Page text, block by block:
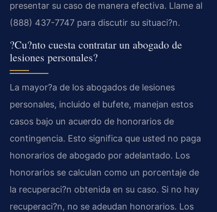
presentar su caso de manera efectiva. Llame al
(888) 437-7747 para discutir su situaci?n.
?Cu?nto cuesta contratar un abogado de
lesiones personales?
La mayor?a de los abogados de lesiones
personales, incluido el bufete, manejan estos
casos bajo un acuerdo de honorarios de
contingencia. Esto significa que usted no paga
honorarios de abogado por adelantado. Los
honorarios se calculan como un porcentaje de
la recuperaci?n obtenida en su caso. Si no hay
recuperaci?n, no se adeudan honorarios. Los